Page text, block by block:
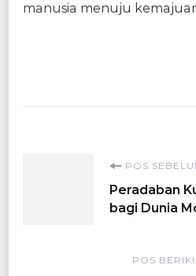
manusia menuju
Navigasi
Artikel
POS
Peradaban
bagi Dunia
POS